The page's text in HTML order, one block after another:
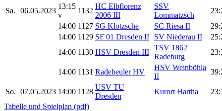
Sa.
06.05.2023
13:15
v
1132
HC Elbflorenz
2006 III
SSV
Lommatzsch
14:00 1127 SG Klotzsche SC Riesa II
14:00 1129 SF 01 Dresden II SV Niederau II
14:00 1130 HSV Dresden III
TSV 1862
Radeburg
14:00 1131 Radebeuler HV
HSV Weinböhla
II
So. 07.05.2023 14:00 1128
USV TU
Dresden
Kurort Hartha
Tabelle und Spielplan (pdf)